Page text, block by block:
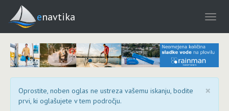
enavtika
×
Oprostite, noben oglas ne ustreza vašemu iskanju, bodite
prvi, ki oglašujete v tem področju.